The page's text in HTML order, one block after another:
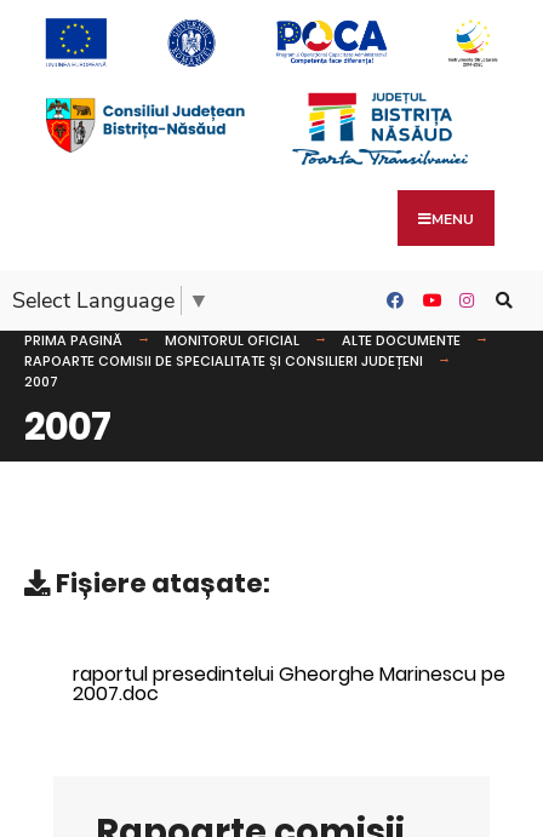
MENU
Select Language ▼
PRIMA PAGINĂ MONITORUL OFICIAL
ALTE DOCUMENTE
RAPOARTE COMISII DE SPECIALITATE ȘI CONSILIERI JUDEȚENI
2007
2007
Fișiere atașate:
raportul presedintelui Gheorghe Marinescu pe
2007.doc